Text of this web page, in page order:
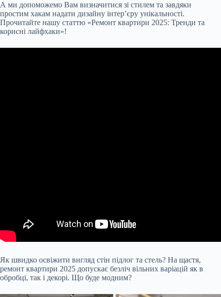
А ми допоможемо Вам визначитися зі стилем та завдяки
простим хакам надати дизайну інтер’єру унікальності.
Прочитайте нашу статтю «Ремонт квартири 2025: Тренди та
корисні лайфхаки»!
Як швидко освіжити вигляд стін підлог та стель? На щастя,
ремонт квартири 2025 допускає безліч вільних варіацій як в
обробці, так і декорі. Що буде модним?